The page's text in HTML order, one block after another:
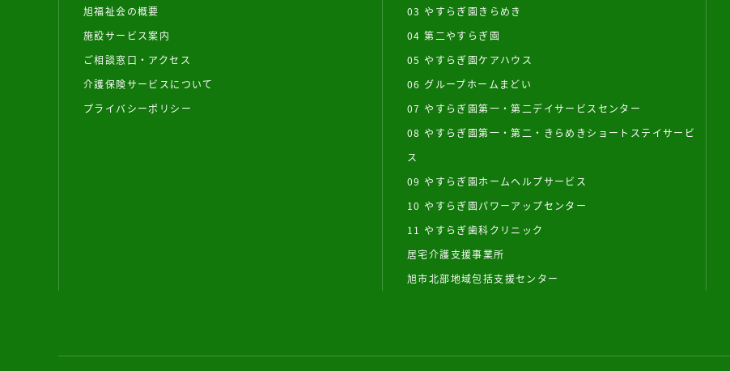
旭福祉会の概要
施設サービス案内
ご相談窓口・アクセス
介護保険サービスについて
プライバシーポリシー
03 やすらぎ園きらめき
04 第二やすらぎ園
05 やすらぎ園ケアハウス
06 グループホームまどい
07 やすらぎ園第一・第二デイサービスセンター
08 やすらぎ園第一・第二・きらめきショートステイサービ
ス
09 やすらぎ園ホームヘルプサービス
10 やすらぎ園パワーアップセンター
11 やすらぎ歯科クリニック
居宅介護支援事業所
旭市北部地域包括支援センター